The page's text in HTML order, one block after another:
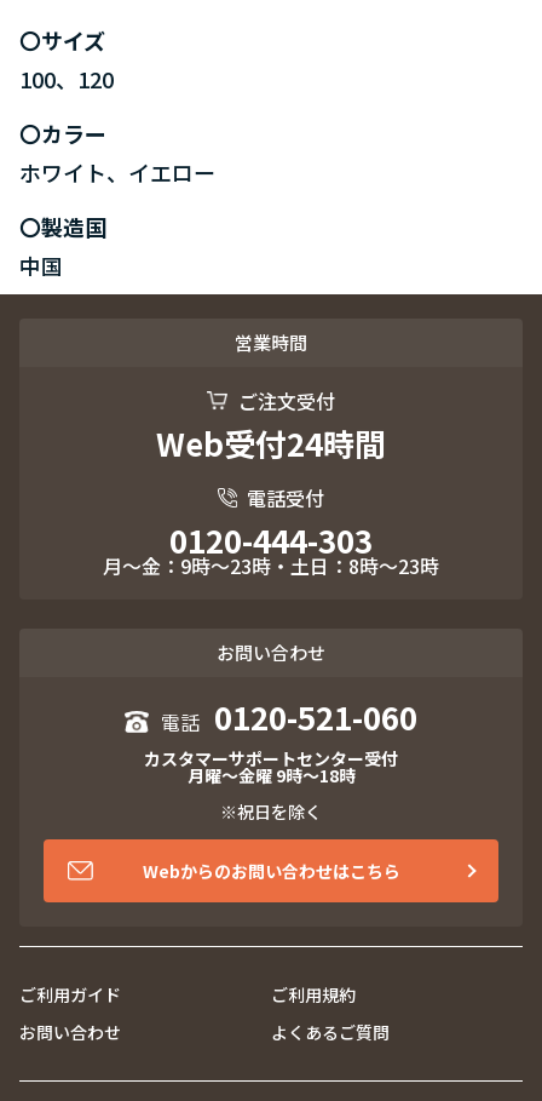
サイズ
100、120
カラー
ホワイト、イエロー
製造国
中国
営業時間
ご注文受付
Web受付24時間
電話受付
0120-444-303
月～金：9時～23時・土日：8時～23時
お問い合わせ
0120-521-060
カスタマーサポートセンター受付
月曜～金曜 9時～18時
※祝日を除く
Webからのお問い合わせはこちら
ご利用ガイド
ご利用規約
お問い合わせ
よくあるご質問